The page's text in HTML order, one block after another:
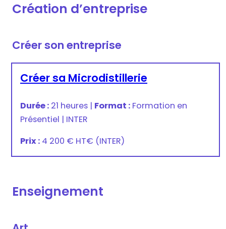
Création d’entreprise
Créer son entreprise
Créer sa Microdistillerie
Durée : 21 heures | Format : Formation en
Présentiel | INTER
Prix : 4 200 € HT€ (INTER)
Enseignement